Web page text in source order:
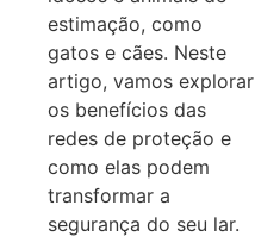
estimação, como
gatos e cães. Neste
artigo, vamos explorar
os benefícios das
redes de proteção e
como elas podem
transformar a
segurança do seu lar.